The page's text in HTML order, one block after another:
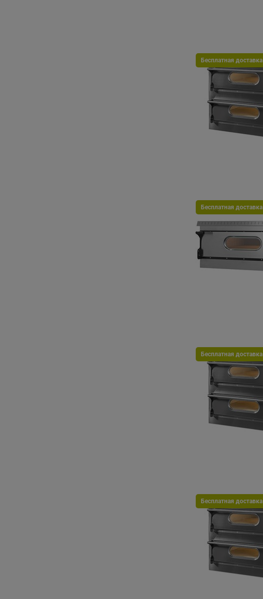
Бесплатная доставка
Бесплатная доставка
Бесплатная доставка
Бесплатная доставка